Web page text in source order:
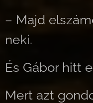
– Majd
neki.
És Gábor hitt
Mert azt